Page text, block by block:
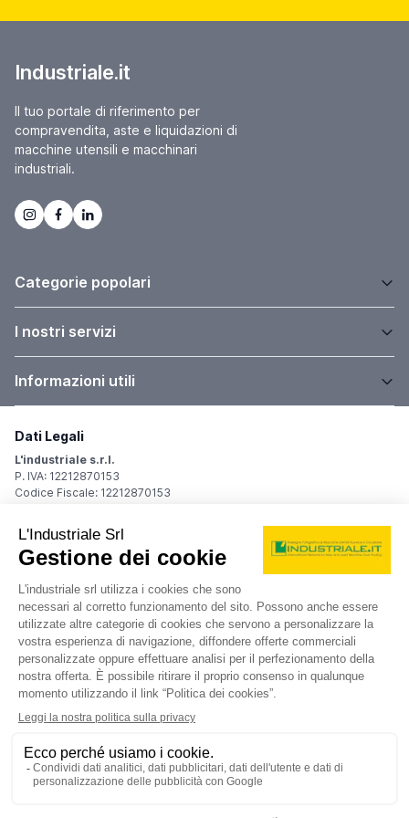
Industriale.it
Il tuo portale di riferimento per
compravendita, aste e liquidazioni di
macchine utensili e macchinari
industriali.
Categorie popolari
I nostri servizi
Informazioni utili
Dati Legali
L'industriale s.r.l.
P. IVA: 12212870153
Codice Fiscale: 12212870153
Sede Legale
Via Carlo Dolci, 32
20148 Milano (MI)
Italy
Registro Imprese
Iscrizione R.I.: 12212870153
REA: MI-1539011
Capitale sociale: Euro 10.400,00 i.v.
Contatti
info@industriale.it
PEC:industriale@pec.industriale.it
02 8969 3116